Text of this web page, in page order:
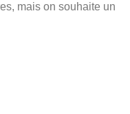
mais on souhaite un